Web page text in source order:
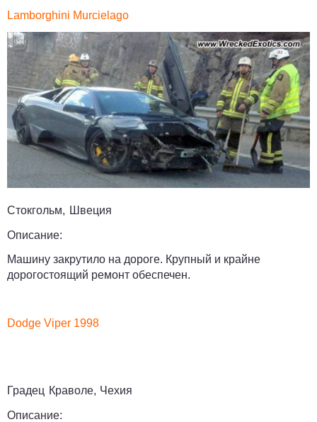
Lamborghini Murcielago
Стокгольм, Швеция
Описание:
Машину закрутило на дороге. Крупный и крайне
дорогостоящий ремонт обеспечен.
Dodge Viper 1998
Градец Краволе, Чехия
Описание: